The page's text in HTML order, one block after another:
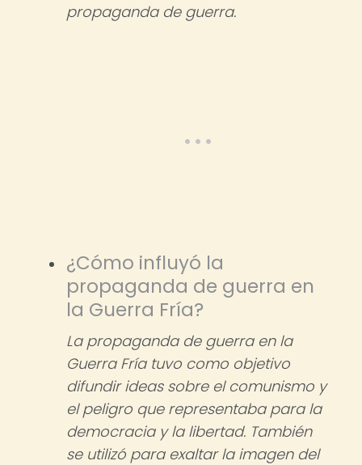
propaganda de guerra.
¿Cómo influyó la
propaganda de guerra en
la Guerra Fría?
La propaganda de guerra en la
Guerra Fría tuvo como objetivo
difundir ideas sobre el comunismo y
el peligro que representaba para la
democracia y la libertad. También
se utilizó para exaltar la imagen del